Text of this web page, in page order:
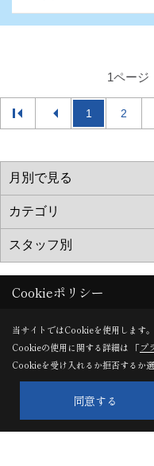
1ページ
1 2
三光ソフラン株式会社
〒331-0812
埼玉県さいたま市北区
0120-150-770
FAX：048-661-7710
Cookieポリシー
当サイトではCookieを使用します。
Cookieの使用に関する詳細は 「プ
Cookieを受け入れるか拒否するか
同意する